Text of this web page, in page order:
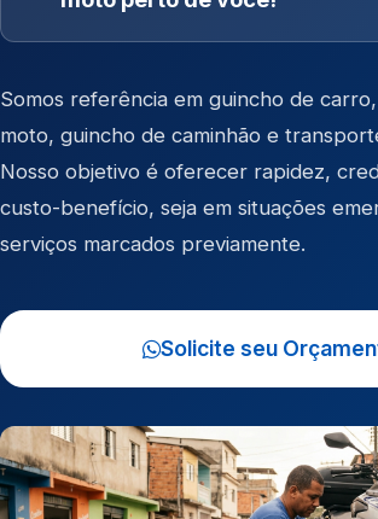
Somos referência em guincho de carro,
moto, guincho de caminhão e
Nosso objetivo é oferecer rapidez,
custo-benefício, seja em situações
serviços marcados previamente.
Solicite seu